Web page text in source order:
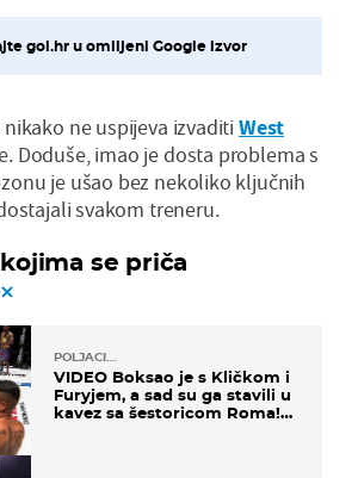
gol.hr u omiljeni Google izvor
ne uspijeva izvaditi West
Doduše, imao je dosta problema s
je ušao bez nekoliko ključnih
svakom treneru.
se priča
POLJACI...
VIDEO Boksao je s Kličkom i
Furyjem, a sad su ga stavili u
kavez sa šestoricom Roma!